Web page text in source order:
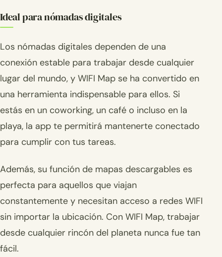
Ideal para nómadas digitales
Los nómadas digitales dependen de una
conexión estable para trabajar desde cualquier
lugar del mundo, y WIFI Map se ha convertido en
una herramienta indispensable para ellos. Si
estás en un coworking, un café o incluso en la
playa, la app te permitirá mantenerte conectado
para cumplir con tus tareas.
Además, su función de mapas descargables es
perfecta para aquellos que viajan
constantemente y necesitan acceso a redes WIFI
sin importar la ubicación. Con WIFI Map, trabajar
desde cualquier rincón del planeta nunca fue tan
fácil.